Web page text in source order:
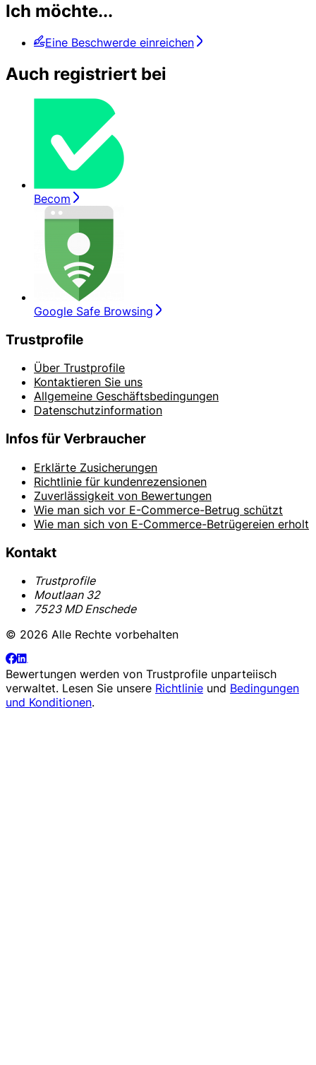
Ich möchte...
Eine Beschwerde einreichen
Auch registriert bei
Becom
Google Safe Browsing
Trustprofile
Über Trustprofile
Kontaktieren Sie uns
Allgemeine Geschäftsbedingungen
Datenschutzinformation
Infos für Verbraucher
Erklärte Zusicherungen
Richtlinie für kundenrezensionen
Zuverlässigkeit von Bewertungen
Wie man sich vor E-Commerce-Betrug schützt
Wie man sich von E-Commerce-Betrügereien erholt
Kontakt
Trustprofile
Moutlaan 32
7523 MD Enschede
© 2026 Alle Rechte vorbehalten
Bewertungen werden von Trustprofile unparteiisch
verwaltet. Lesen Sie unsere Richtlinie und Bedingungen
und Konditionen.